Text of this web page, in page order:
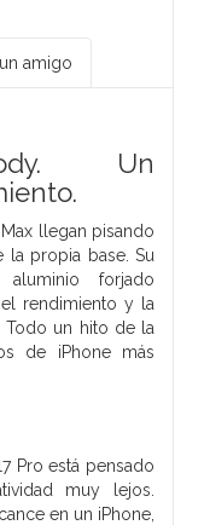
amigo
Un
llegan pisando
propia base. Su
forjado
rendimiento y la
Todo un hito de la
de iPhone más
Pro está pensado
muy lejos.
en un iPhone,